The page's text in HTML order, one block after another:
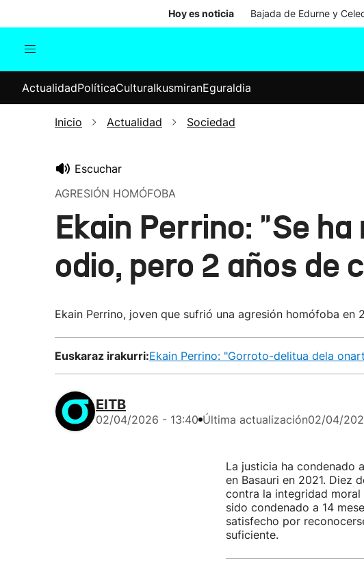
Hoy es noticia Bajada de Edurne y
Internacional
Elecciones
ActualidadPolíticaCulturaIkusmiranEguraldia
Inicio Actualidad Sociedad
Escuchar
AGRESIÓN HOMÓFOBA
Ekain Perrino: "Se
odio, pero 2 años de
Ekain Perrino, joven que sufrió una agresión homófoba en
Euskaraz irakurri:Ekain Perrino: "Gorroto-delitua dela
EITB
02/04/2026 - 13:40 Última actualización02/04/
La justicia ha condenado
en Basauri en 2021. Diez
contra la integridad
sido condenado a 14
satisfecho por
suficiente.